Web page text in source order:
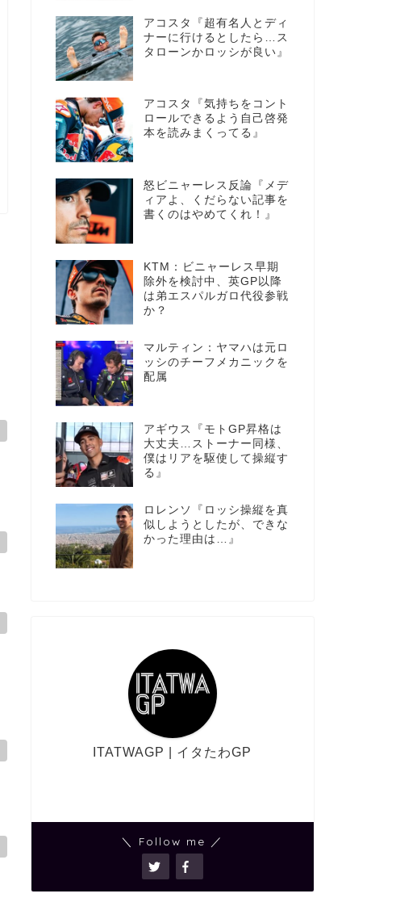
アコスタ『超有名人とディ
ナーに行けるとしたら…ス
タローンかロッシが良い』
アコスタ『気持ちをコント
ロールできるよう自己啓発
本を読みまくってる』
怒ビニャーレス反論『メデ
ィアよ、くだらない記事を
書くのはやめてくれ！』
KTM：ビニャーレス早期
除外を検討中、英GP以降
は弟エスパルガロ代役参戦
か？
マルティン：ヤマハは元ロ
ッシのチーフメカニックを
配属
アギウス『モトGP昇格は
大丈夫…ストーナー同様、
僕はリアを駆使して操縦す
る』
ロレンソ『ロッシ操縦を真
似しようとしたが、できな
かった理由は…』
ITATWAGP | イタたわGP
＼ Follow me ／